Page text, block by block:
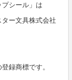
シール」は
ー文具株式会社
録商標です。